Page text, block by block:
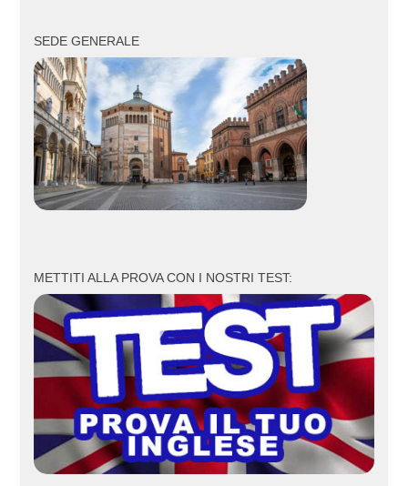
SEDE GENERALE
METTITI ALLA PROVA CON I NOSTRI TEST: